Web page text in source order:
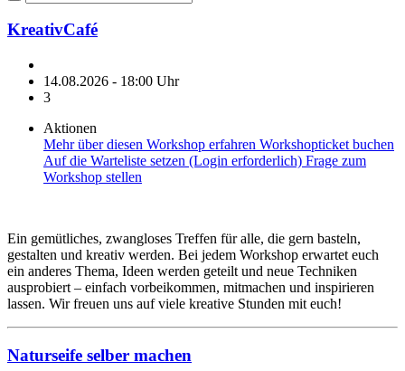
KreativCafé
14.08.2026 - 18:00 Uhr
3
Aktionen
Mehr über diesen Workshop erfahren Workshopticket buchen
Auf die Warteliste setzen (Login erforderlich) Frage zum
Workshop stellen
Ein gemütliches, zwangloses Treffen für alle, die gern basteln,
gestalten und kreativ werden. Bei jedem Workshop erwartet euch
ein anderes Thema, Ideen werden geteilt und neue Techniken
ausprobiert – einfach vorbeikommen, mitmachen und inspirieren
lassen. Wir freuen uns auf viele kreative Stunden mit euch!
Naturseife selber machen